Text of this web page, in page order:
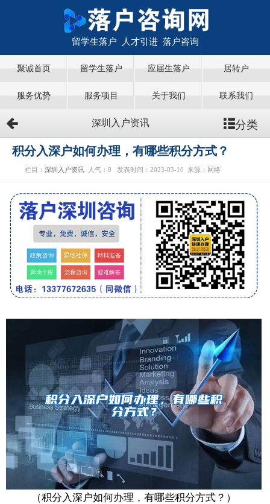
留学生落户 人才引进 落户咨询
聚诚首页 留学生落户 应届生落户 居转户
服务优势 服务项目 关于我们 联系我们
深圳入户资讯 分类
积分入深户如何办理，有哪些积分方式？
栏目： 深圳入户资讯 人气： 0 发表时间：2023-03-10 来源：网络
（积分入深户如何办理，有哪些积分方式？）